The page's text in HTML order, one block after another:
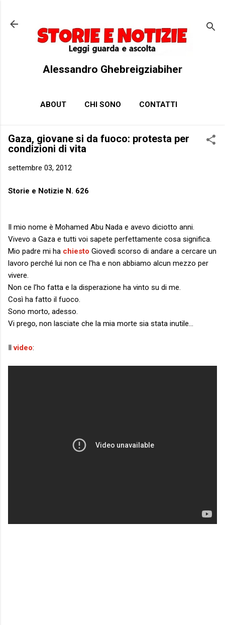
Alessandro Ghebreigziabiher
ABOUT CHI SONO CONTATTI
Gaza, giovane si da fuoco: protesta per
condizioni di vita
settembre 03, 2012
Storie e Notizie N. 626
Il mio nome è Mohamed Abu Nada e avevo diciotto anni.
Vivevo a Gaza e tutti voi sapete perfettamente cosa significa.
Mio padre mi ha chiesto Giovedì scorso di andare a cercare un
lavoro perché lui non ce l'ha e non abbiamo alcun mezzo per
vivere.
Non ce l’ho fatta e la disperazione ha vinto su di me.
Così ha fatto il fuoco.
Sono morto, adesso.
Vi prego, non lasciate che la mia morte sia stata inutile…
Ilvideo: